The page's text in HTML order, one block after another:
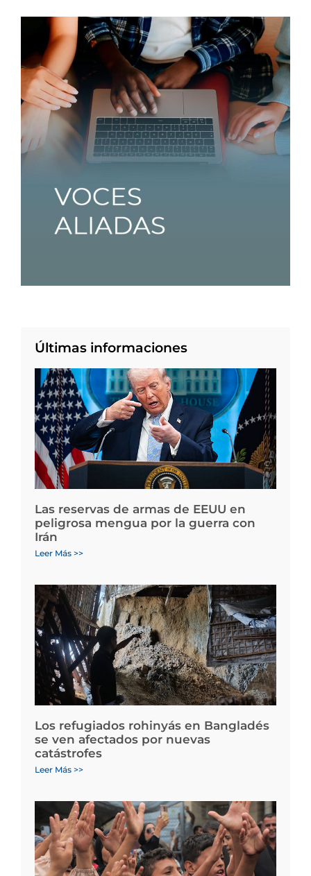
Últimas informaciones
Las reservas de armas de EEUU en
peligrosa mengua por la guerra con
Irán
Leer Más >>
Los refugiados rohinyás en Bangladés
se ven afectados por nuevas
catástrofes
Leer Más >>